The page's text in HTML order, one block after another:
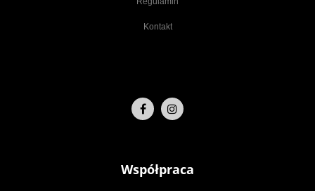
Kontakt
Współpraca